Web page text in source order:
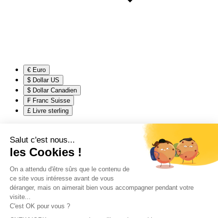
€ Euro
$ Dollar US
$ Dollar Canadien
₣ Franc Suisse
£ Livre sterling